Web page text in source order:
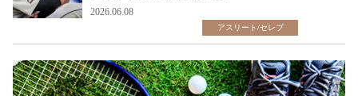
2026.06.08
アスリート/セレブ